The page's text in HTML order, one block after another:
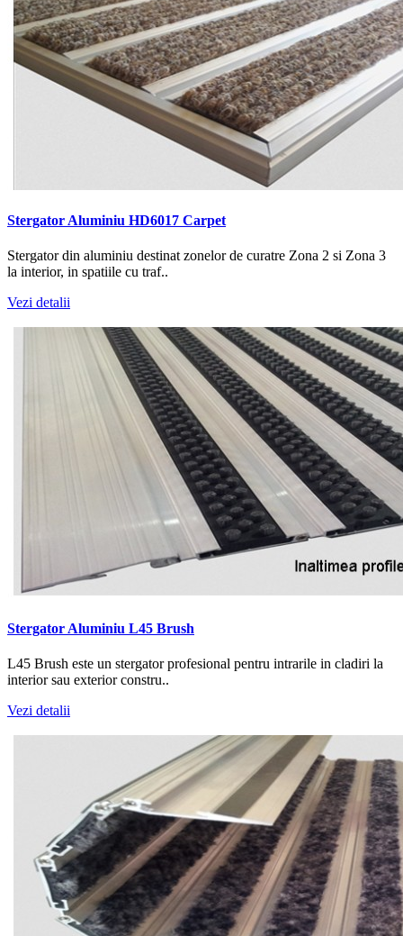
Stergator Aluminiu HD6017 Carpet
Stergator din aluminiu destinat zonelor de curatre Zona 2 si Zona 3
la interior, in spatiile cu traf..
Vezi detalii
Stergator Aluminiu L45 Brush
L45 Brush este un stergator profesional pentru intrarile in cladiri la
interior sau exterior constru..
Vezi detalii